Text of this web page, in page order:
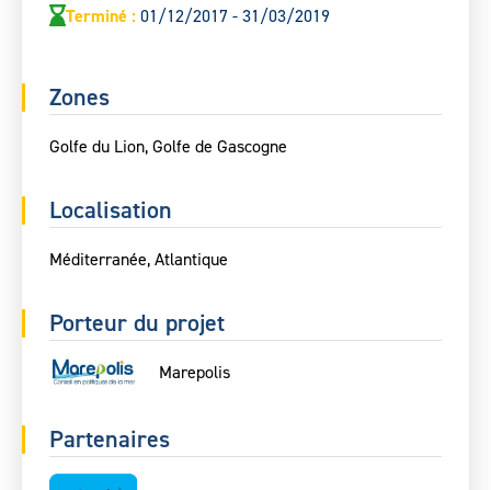
Terminé :01/12/2017 - 31/03/2019
Zones
Golfe du Lion, Golfe de Gascogne
Localisation
Méditerranée, Atlantique
Porteur du projet
Marepolis
Partenaires